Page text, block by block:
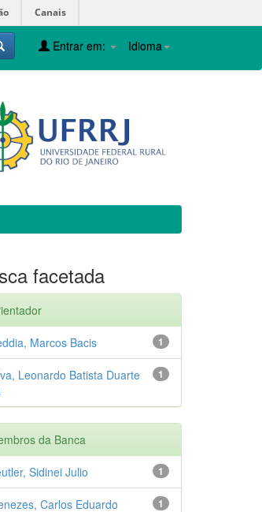
Canais
Idioma
Entrar em:
facetada
1
Marcos Bacis
1
Leonardo Batista Duarte
da Banca
1
Sidinei Julio
1
Carlos Eduardo